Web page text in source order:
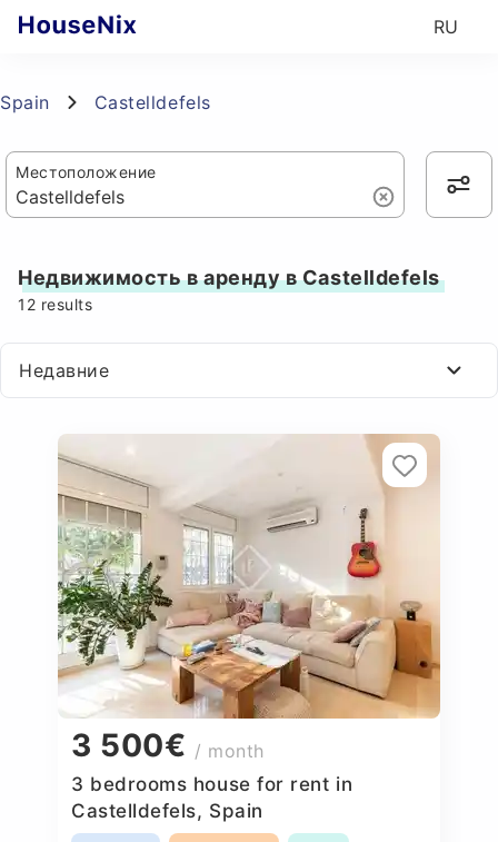
RU
Spain Castelldefels
Местоположение
Недвижимость в аренду в Castelldefels
12 results
Недавние
3 500€ / month
3 bedrooms house for rent in
Castelldefels, Spain